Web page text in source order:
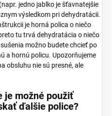
jedno jablko je šťavnatejšie
výsledkom pri dehydratácii.
je horná polica o niečo
tu trvá dehydratácia o niečo
možno budete chcieť po
a hornú policu. Upozorňujeme
obsluhu nie sú presné, ale
je možné použiť
ďalšie police?